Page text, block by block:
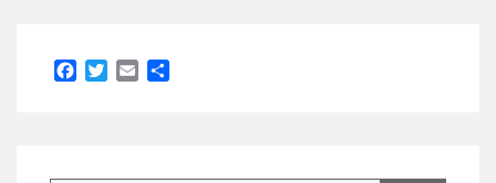
Facebook
TwitterEmail